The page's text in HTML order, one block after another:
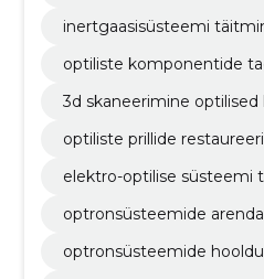
inertgaasisüsteemi
optiliste komponentide
3d skaneerimine
optiliste prillide
elektro-optilise süsteemi
optronsüsteemide
optronsüsteemide